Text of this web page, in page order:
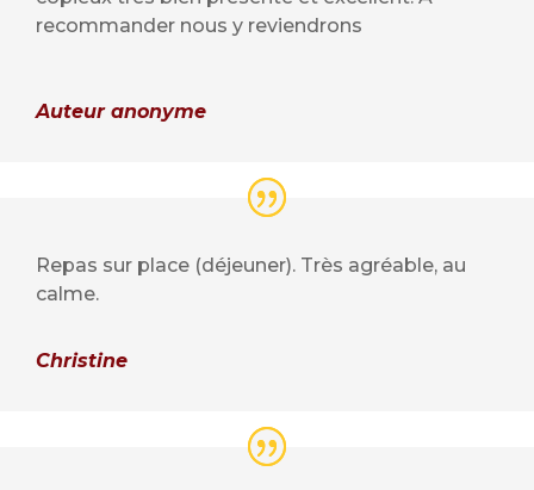
recommander nous y reviendrons
Auteur anonyme
Repas sur place (déjeuner). Très agréable, au
calme.
Christine